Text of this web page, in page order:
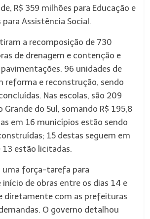
R$ 359 milhões para Educação e
para Assistência Social.
a recomposição de 730
de drenagem e contenção e
96 unidades de
reforma e reconstrução, sendo
Nas escolas, são 209
Grande do Sul, somando R$ 195,8
em 16 municípios estão sendo
15 destas seguem em
estão licitadas.
uma força-tarefa para
de obras entre os dias 14 e
diretamente com as prefeituras
O governo detalhou